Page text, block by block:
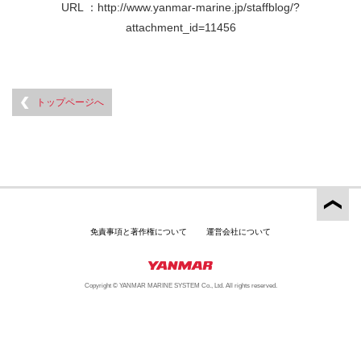
URL ： http://www.yanmar-marine.jp/staffblog/?
attachment_id=11456
トップページへ
免責事項と著作権について 運営会社について
Copyright © YANMAR MARINE SYSTEM Co., Ltd. All rights reserved.